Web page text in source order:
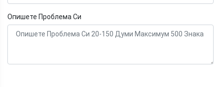
Опишете Проблема Си